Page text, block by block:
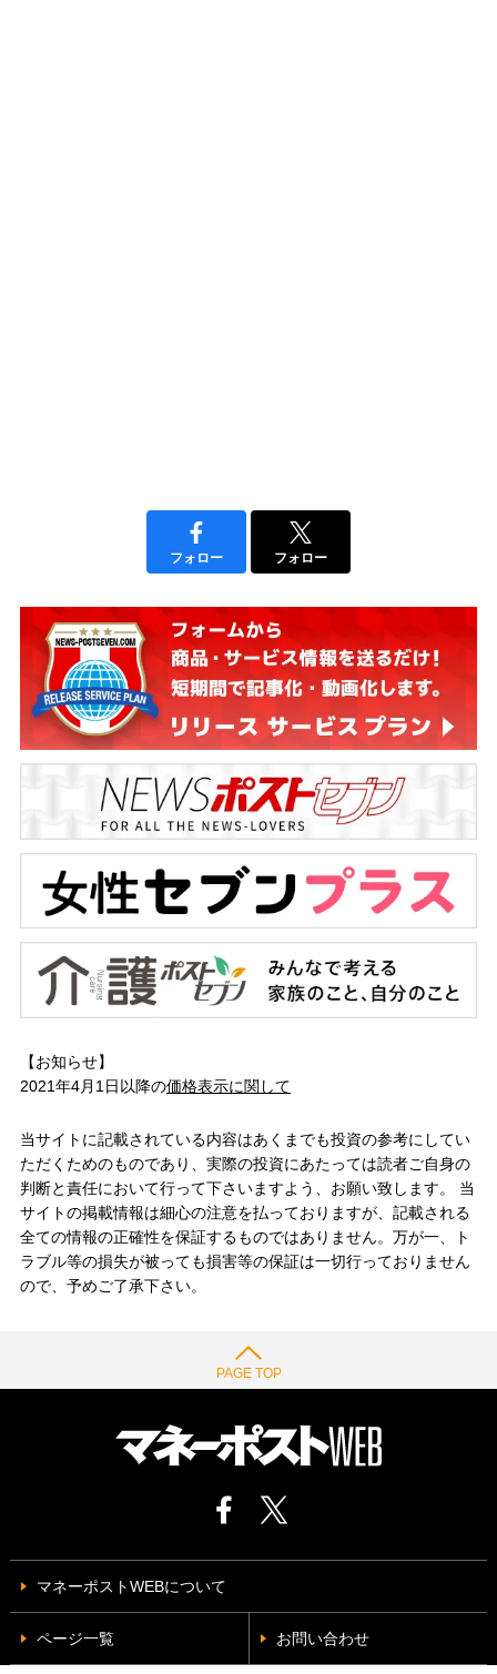
フォロー フォロー
【お知らせ】
2021年4月1日以降の価格表示に関して
当サイトに記載されている内容はあくまでも投資の参考にしてい
ただくためのものであり、実際の投資にあたっては読者ご自身の
判断と責任において行って下さいますよう、お願い致します。 当
サイトの掲載情報は細心の注意を払っておりますが、記載される
全ての情報の正確性を保証するものではありません。万が一、ト
ラブル等の損失が被っても損害等の保証は一切行っておりません
ので、予めご了承下さい。
PAGE TOP
マネーポストWEBについて
ページ一覧 お問い合わせ